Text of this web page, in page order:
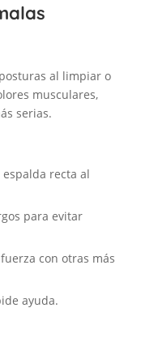
al limpiar o
musculares,
serias.
recta al
para evitar
con otras más
ayuda.